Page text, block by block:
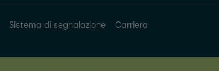
Sistema di segnalazione Carriera